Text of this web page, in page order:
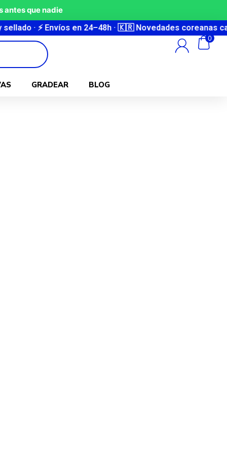
antes que nadie
en 24–48h · 🇰🇷 Novedades coreanas cada semana · 🔒
0
GRADEAR BLOG